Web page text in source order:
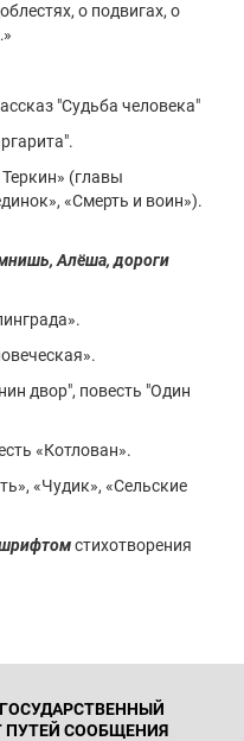
о подвигах, о
"Судьба человека"
(главы
«Смерть и воин»).
Алёша, дороги
двор", повесть "Один
«Котлован».
«Чудик», «Сельские
стихотворения
ПУТЕЙ СООБЩЕНИЯ